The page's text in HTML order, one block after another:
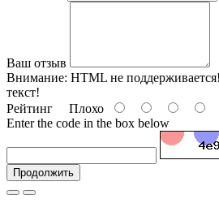
Ваш отзыв
Внимание: HTML не
текст!
Рейтинг Плохо
Enter the code in the box below
Продолжить